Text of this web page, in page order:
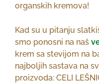
organskih kremova!
Kad su u pitanju
smo ponosni na naš
krem sa stevijom na
najboljih sastava na
proizvoda: CELI